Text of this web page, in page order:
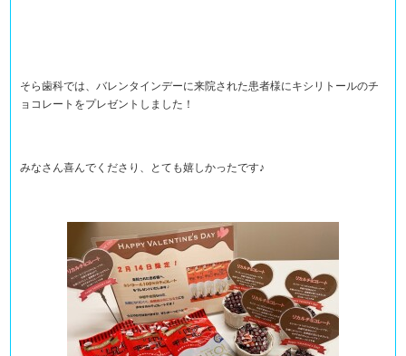
そら歯科では、バレンタインデーに来院された患者様にキシリトールのチ
ョコレートをプレゼントしました！
みなさん喜んでくださり、とても嬉しかったです♪